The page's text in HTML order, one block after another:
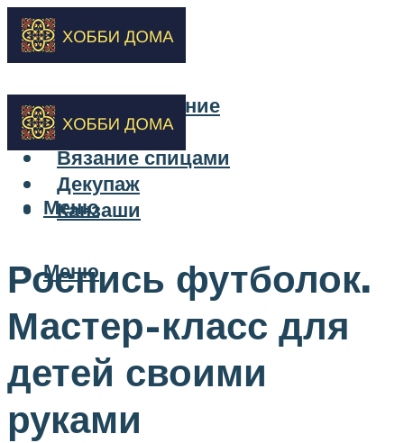
Бисероплетение
Вышивка
Вязание спицами
Декупаж
Канзаши
Меню
Меню
Роспись футболок.
Мастер-класс для
детей своими
руками